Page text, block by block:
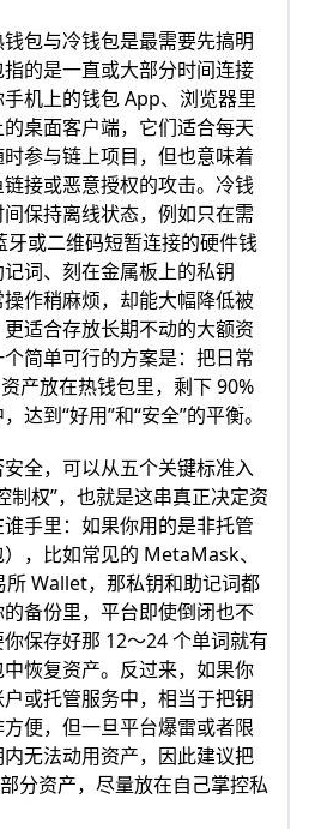
包与冷钱包是最需要先搞明
的是一直或大部分时间连接
机上的钱包 App、浏览器里
桌面客户端，它们适合每天
参与链上项目，但也意味着
接或恶意授权的攻击。冷钱
保持离线状态，例如只在需
牙或二维码短暂连接的硬件钱
词、刻在金属板上的私钥
作稍麻烦，却能大幅降低被
适合存放长期不动的大额资
简单可行的方案是：把日常
产放在热钱包里，剩下 90%
达到“好用”和“安全”的平衡。
安全，可以从五个关键标准入
制权”，也就是这串真正决定资
手里：如果你用的是非托管
，比如常见的 MetaMask、
Wallet，那私钥和助记词都
备份里，平台即使倒闭也不
保存好那 12～24 个单词就有
恢复资产。反过来，如果你
或托管服务中，相当于把钥
便，但一旦平台爆雷或者限
无法动用资产，因此建议把
分资产，尽量放在自己掌控私